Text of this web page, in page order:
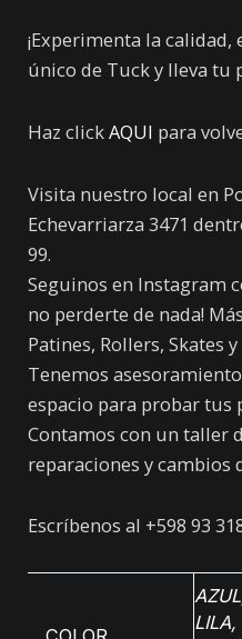
¡Experimenta la
único de Tuck y lleva tu
Haz clickAQUI para
Visita nuestro local en
Echevarriarza 3471
99.
Seguinos en Instagram
no perderte de nada!
Patines, Rollers, Skates
Tenemos
espacio para probar tus
Contamos con un taller
reparaciones y cambios
Escríbenos al +598 93
AZUL
LILA,